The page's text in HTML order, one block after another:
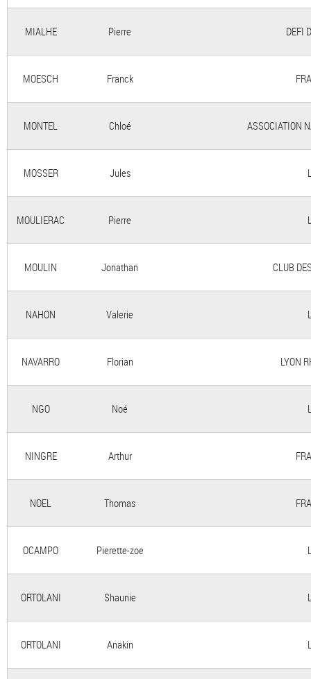
MIALHE Pierre DEFI
MOESCH Franck
MONTEL Chloé ASSOCIATION
MOSSER Jules
MOULIERAC Pierre
MOULIN Jonathan CLUB
NAHON Valerie
NAVARRO Florian LYON
NGO Noé
NINGRE Arthur
NOEL Thomas
OCAMPO Pierette-zoe
ORTOLANI Shaunie
ORTOLANI Anakin